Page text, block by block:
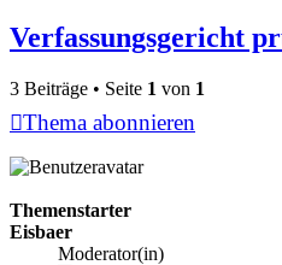
Verfassungsgericht
3 Beiträge • Seite 1 von 1
Thema abonnieren
Themenstarter
Eisbaer
Moderator(in)